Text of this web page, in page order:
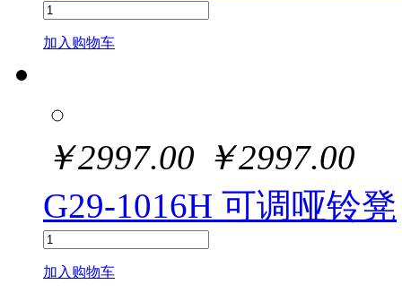
加入购物车
￥2997.00 ￥2997.00
G29-1016H 可调哑铃凳
加入购物车